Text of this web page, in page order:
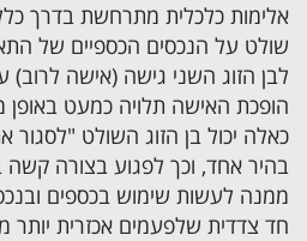
אלימות כלכלית מתרחשת בדרך
שולט על הנכסים הכספיים של
לבן הזוג השני גישה (אישה
הופכת האישה תלויה כמעט באופן
כאלה יכול בן הזוג השולט "לסגור
בהיר אחד, וכך לפגוע בצורה
ממנה לעשות שימוש בכספים
חד צדדית שלפעמים אכזרית יותר